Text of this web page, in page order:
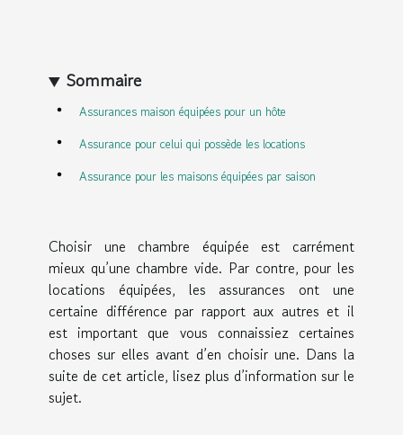
Sommaire
Assurances maison équipées pour un hôte
Assurance pour celui qui possède les locations
Assurance pour les maisons équipées par saison
Choisir une chambre équipée est carrément
mieux qu’une chambre vide. Par contre, pour les
locations équipées, les assurances ont une
certaine différence par rapport aux autres et il
est important que vous connaissiez certaines
choses sur elles avant d’en choisir une. Dans la
suite de cet article, lisez plus d’information sur le
sujet.